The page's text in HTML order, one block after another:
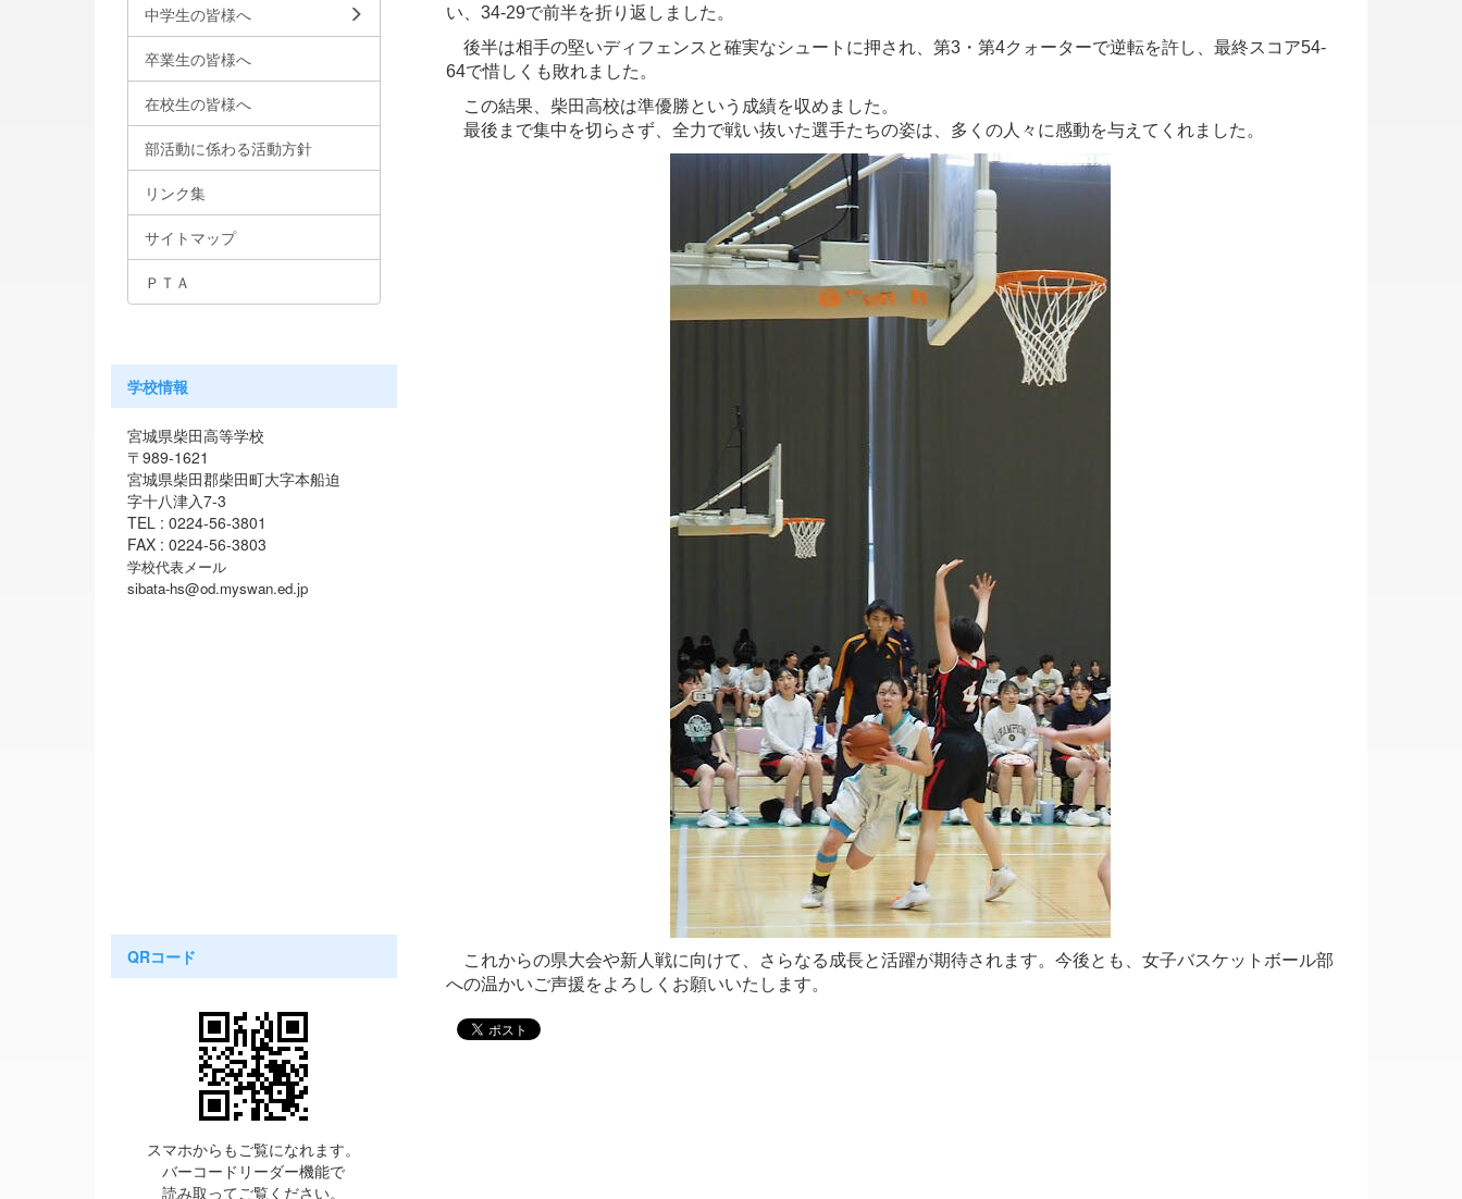
い、34-29で前半を折り返しました。
後半は相手の堅いディフェンスと確実なシュートに押され、第3・第4クォーターで逆転を許し、最終スコア54-
64で惜しくも敗れました。
この結果、柴田高校は準優勝という成績を収めました。
最後まで集中を切らさず、全力で戦い抜いた選手たちの姿は、多くの人々に感動を与えてくれました。
これからの県大会や新人戦に向けて、さらなる成長と活躍が期待されます。今後とも、女子バスケットボール部
への温かいご声援をよろしくお願いいたします。
中学生の皆様へ
卒業生の皆様へ
在校生の皆様へ
部活動に係わる活動方針
リンク集
サイトマップ
ＰＴＡ
学校情報
宮城県柴田高等学校
〒989-1621
宮城県柴田郡柴田町大字本船迫
字十八津入7-3
TEL : 0224-56-3801
FAX : 0224-56-3803
学校代表メール
sibata-hs@od.myswan.ed.jp
QRコード
スマホからもご覧になれます。
バーコードリーダー機能で
読み取ってご覧ください。